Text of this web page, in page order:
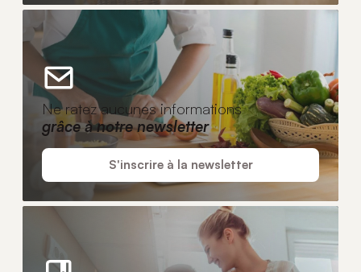
Ne ratez aucunes informations
grâce à notre newsletter
S'inscrire à la newsletter